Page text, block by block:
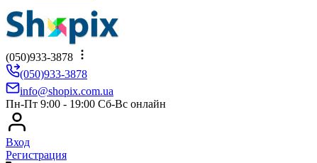
(050)933-3878
(050)933-3878
info@shopix.com.ua
Пн-Пт 9:00 - 19:00 Сб-Вс онлайн
Вход
Регистрация